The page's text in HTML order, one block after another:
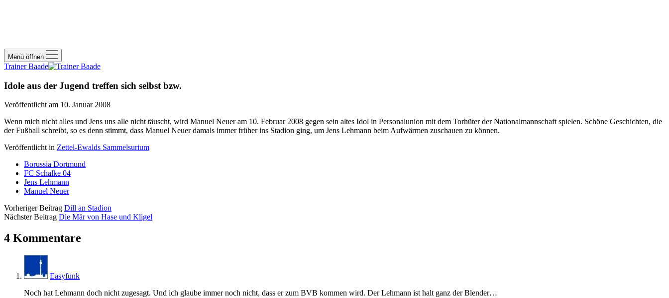
Menü öffnen
Trainer Baade
Idole aus der Jugend treffen sich selbst bzw.
Veröffentlicht am 10. Januar 2008
Wenn mich nicht alles und Jens uns alle nicht täuscht, wird Manuel Neuer am 10. Februar 2008 gegen sein altes Idol in Personalunion mit dem Torhüter der Nationalmannschaft spielen. Schöne Geschichten, die
der Fußball schreibt, so es denn stimmt, dass Manuel Neuer damals immer früher ins Stadion ging, um Jens Lehmann beim Aufwärmen zuschauen zu können.
Veröffentlicht in Zettel-Ewalds Sammelsurium
Borussia Dortmund
FC Schalke 04
Jens Lehmann
Manuel Neuer
Vorheriger Beitrag Dill an Stadion
Nächster Beitrag Die Mär von Hase und Kligel
4 Kommentare
Easyfunk
Noch hat Lehmann doch nicht zugesagt. Und ich glaube immer noch nicht, dass er zum BVB kommen wird. Der Lehmann ist halt ganz der Blender…